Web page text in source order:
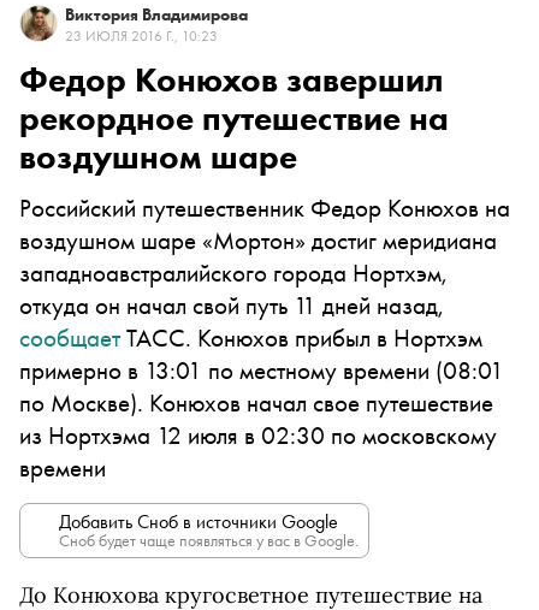
Виктория Владимирова
23 ИЮЛЯ 2016 Г., 10:23
Федор Конюхов завершил
рекордное путешествие на
воздушном шаре
Российский путешественник Федор Конюхов на
воздушном шаре «Мортон» достиг меридиана
западноавстралийского города Нортхэм,
откуда он начал свой путь 11 дней назад,
сообщаетТАСС. Конюхов прибыл в Нортхэм
примерно в 13:01 по местному времени (08:01
по Москве). Конюхов начал свое путешествие
из Нортхэма 12 июля в 02:30 по московскому
времени
Добавить Сноб в источники Google
Сноб будет чаще появляться у вас в Google.
До Конюхова кругосветное путешествие на